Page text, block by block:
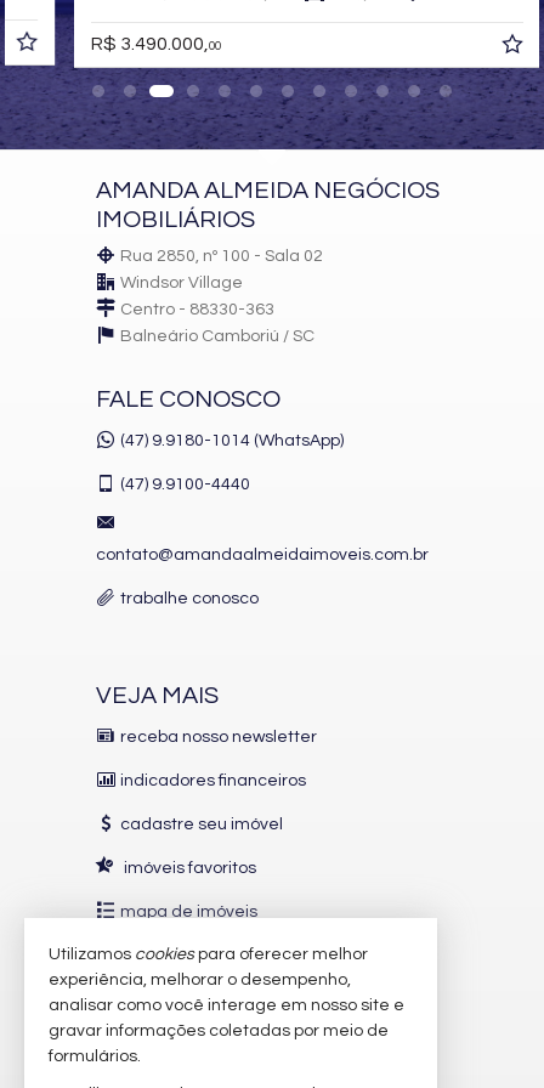
R$ 3.490.000,00
AMANDA ALMEIDA NEGÓCIOS
IMOBILIÁRIOS
Rua 2850, nº 100 - Sala 02
Windsor Village
Centro - 88330-363
Balneário Camboriú / SC
FALE CONOSCO
(47) 9.9180-1014 (WhatsApp)
(47) 9.9100-4440
contato@amandaalmeidaimoveis.com.br
trabalhe conosco
VEJA MAIS
receba nosso newsletter
indicadores financeiros
cadastre seu imóvel
imóveis favoritos
mapa de imóveis
INDICADORESFINANCEIROS
CUB / SC
R$ 3.151,24
Poupança
0,6738%
Utilizamos cookiespara oferecer melhor
experiência, melhorar o desempenho,
analisar como você interage em nosso site e
gravar informações coletadas por meio de
formulários.